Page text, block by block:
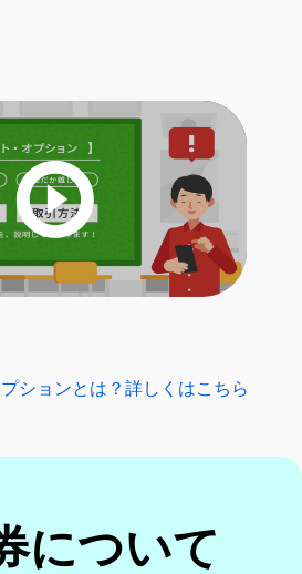
ションとは？詳しくはこちら
について